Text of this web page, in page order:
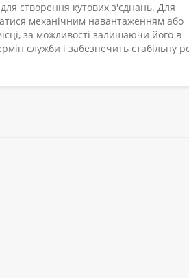
створення кутових з'єднань. Для
механічним навантаженням або
за можливості залишаючи його в
служби і забезпечить стабільну